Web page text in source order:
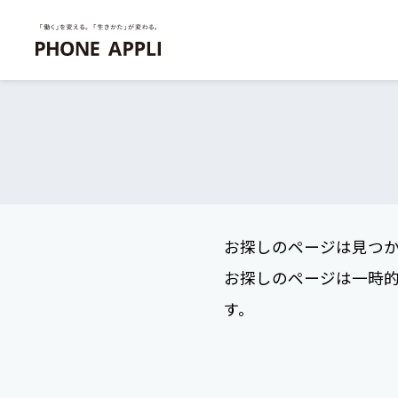
お探しのページは見つ
お探しのページは一時
す。